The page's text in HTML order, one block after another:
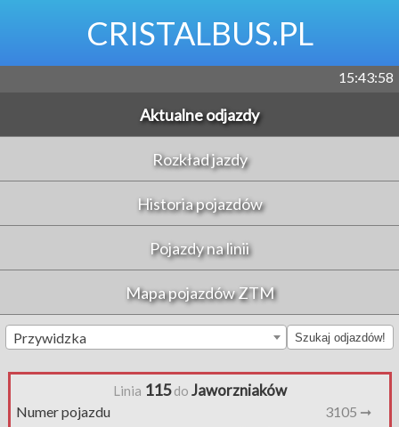
CRISTALBUS.PL
15:43:58
Aktualne odjazdy
Rozkład jazdy
Historia pojazdów
Pojazdy na linii
Mapa pojazdów ZTM
Przywidzka Szukaj odjazdów!
Linia 115do Jaworzniaków
Numer pojazdu
3105 ➞